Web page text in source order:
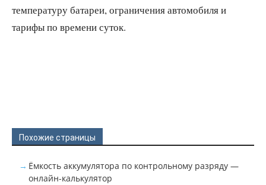
температуру батареи, ограничения автомобиля и
тарифы по времени суток.
Похожие страницы
Ёмкость аккумулятора по контрольному разряду —
онлайн-калькулятор